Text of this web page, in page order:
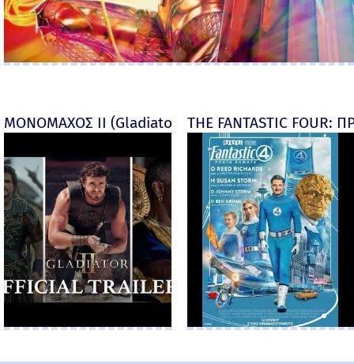
ΜΟΝΟΜΑΧΟΣ ΙΙ (Gladiator II) -THE FANTASTIC